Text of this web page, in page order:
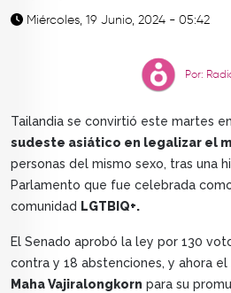
Miércoles, 19 Junio, 2024 - 05:42
Por:
Tailandia se convirtió este martes en
sudeste asiático en legalizar el
personas del mismo sexo, tras una
Parlamento que fue celebrada
comunidad LGTBIQ+.
El Senado aprobó la ley por 130
contra y 18 abstenciones, y ahora
Maha Vajiralongkorn para su